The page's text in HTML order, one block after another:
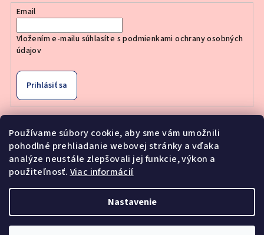
Používame súbory cookie, aby sme vám umožnili
pohodlné prehliadanie webovej stránky a vďaka
analýze neustále zlepšovali jej funkcie, výkon a
použiteľnosť. Viac informácií
Nastavenie
Email
Vložením e-mailu súhlasíte spodmienkami ochrany osobných
údajov
Prihlásiť sa
Nákupný košík